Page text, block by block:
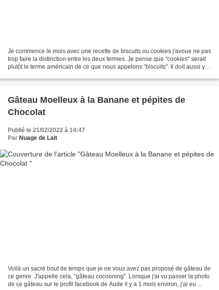
Je commence le mois avec une recette de biscuits ou cookies j'avoue ne pas
trop faire la distinction entre les deux termes. Je pense que "cookies" serait
plutôt le terme américain de ce que nous appelons "biscuits". Il doit aussi y
Gâteau Moelleux à la Banane et pépites de
Chocolat
Publié le 21/02/2022 à 14:47
Par Nuage de Lait
Voilà un sacré bout de temps que je ne vous avez pas proposé de gâteau de
ce genre. J'appelle cela, "gâteau cocooning". Lorsque j'ai vu passer la photo
de ce gâteau sur le profil facebook de Aude il y a 1 mois environ, j'ai eu